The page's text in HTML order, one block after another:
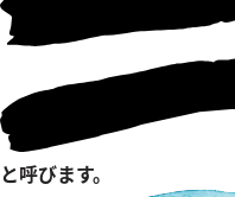
と呼びます。